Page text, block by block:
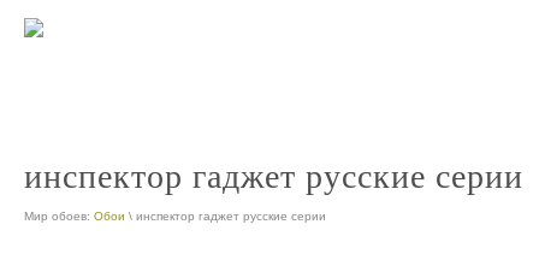
инспектор гаджет русские серии
Мир обоев: Обои \ инспектор гаджет русские серии